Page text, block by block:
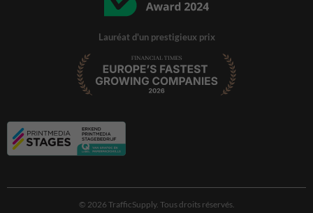
Lauréat d'un prestigieux prix
© 2026 TrafficSupply. Tous droits réservés.